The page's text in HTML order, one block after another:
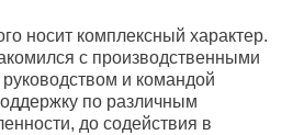
носит комплексный характер.
с производственными
и командой
по различным
до содействия в